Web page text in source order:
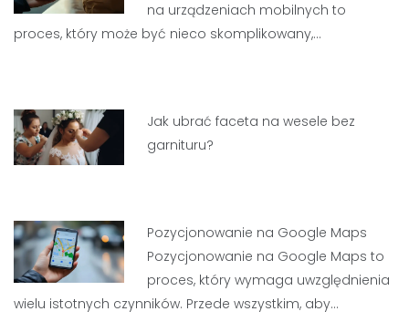
na urządzeniach mobilnych to
proces, który może być nieco skomplikowany,…
Jak ubrać faceta na wesele bez
garnituru?
Pozycjonowanie na Google Maps
Pozycjonowanie na Google Maps to
proces, który wymaga uwzględnienia
wielu istotnych czynników. Przede wszystkim, aby…